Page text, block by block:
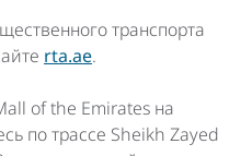
транспорта
rta.ae.
of the Emirates на
по трассе Sheikh Zayed